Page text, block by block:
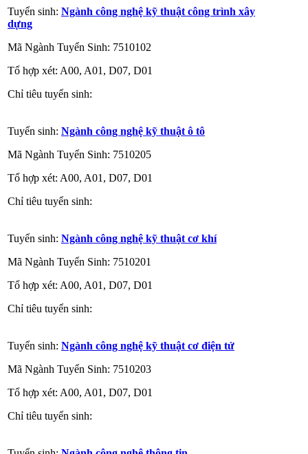
Tuyển sinh: Ngành công nghệ kỹ thuật công trình xây
dựng
Mã Ngành Tuyển Sinh: 7510102
Tổ hợp xét: A00, A01, D07, D01
Chỉ tiêu tuyển sinh:
Tuyển sinh: Ngành công nghệ kỹ thuật ô tô
Mã Ngành Tuyển Sinh: 7510205
Tổ hợp xét: A00, A01, D07, D01
Chỉ tiêu tuyển sinh:
Tuyển sinh: Ngành công nghệ kỹ thuật cơ khí
Mã Ngành Tuyển Sinh: 7510201
Tổ hợp xét: A00, A01, D07, D01
Chỉ tiêu tuyển sinh:
Tuyển sinh: Ngành công nghệ kỹ thuật cơ điện tử
Mã Ngành Tuyển Sinh: 7510203
Tổ hợp xét: A00, A01, D07, D01
Chỉ tiêu tuyển sinh: